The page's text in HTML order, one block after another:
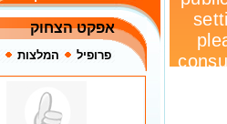
אפקט הצחוק
פרופיל המלצות